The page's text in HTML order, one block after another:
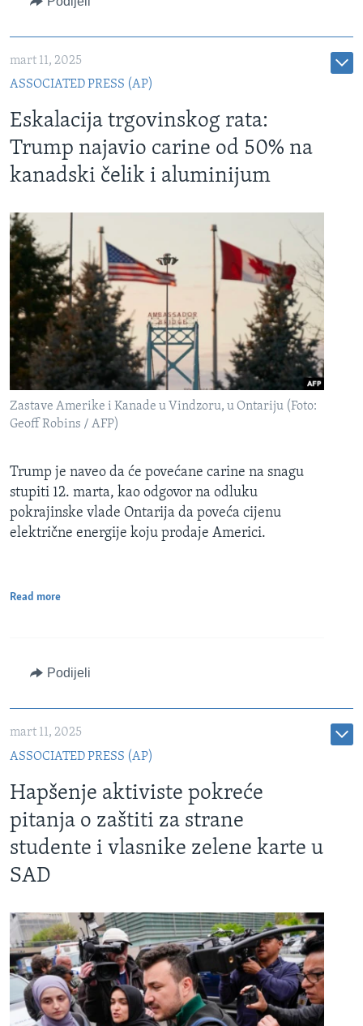
mart 11, 2025
ASSOCIATED PRESS (AP)
Eskalacija trgovinskog rata:
Trump najavio carine od 50% na
kanadski čelik i aluminijum
Zastave Amerike i Kanade u Vindzoru, u Ontariju (Foto:
Geoff Robins / AFP)
Trump je naveo da će povećane carine na snagu
stupiti 12. marta, kao odgovor na odluku
pokrajinske vlade Ontarija da poveća cijenu
električne energije koju prodaje Americi.
Read more
Podijeli
mart 11, 2025
ASSOCIATED PRESS (AP)
Hapšenje aktiviste pokreće
pitanja o zaštiti za strane
studente i vlasnike zelene karte u
SAD